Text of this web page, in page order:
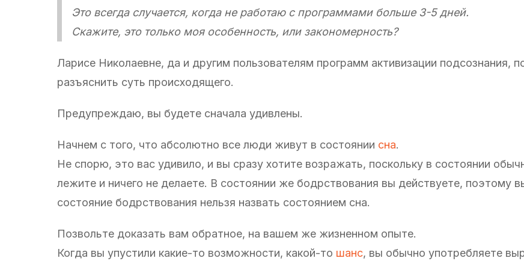
Это всегда случается, когда не работаю с программами больше 3-5 дней.
Скажите, это только моя особенность, или закономерность?
Ларисе Николаевне, да и другим пользователям программ активизации подсознания,
разъяснить суть происходящего.
Предупреждаю, вы будете сначала удивлены.
Начнем с того, что абсолютно все люди живут в состоянии сна.
Не спорю, это вас удивило, и вы сразу хотите возражать, поскольку в состоянии
лежите и ничего не делаете. В состоянии же бодрствования вы действуете, поэтому
состояние бодрствования нельзя назвать состоянием сна.
Позвольте доказать вам обратное, на вашем же жизненном опыте.
Когда вы упустили какие-то возможности, какой-то шанс, вы обычно употребляете